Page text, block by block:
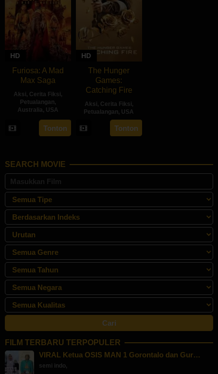
HD
Furiosa: A Mad
Max Saga
Aksi, Cerita Fiksi,
Petualangan,
Australia, USA
22
May
George
Miller
Tonton
HD
The Hunger
Games:
Catching Fire
Aksi, Cerita Fiksi,
Petualangan, USA
15
Nov
Francis
Lawrence
Tonton
SEARCH MOVIE
FILM TERBARU TERPOPULER
VIRAL Ketua OSIS MAN 1 Gorontalo dan Gur…
semi indo,